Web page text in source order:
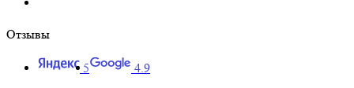
Отзывы
5
4.9